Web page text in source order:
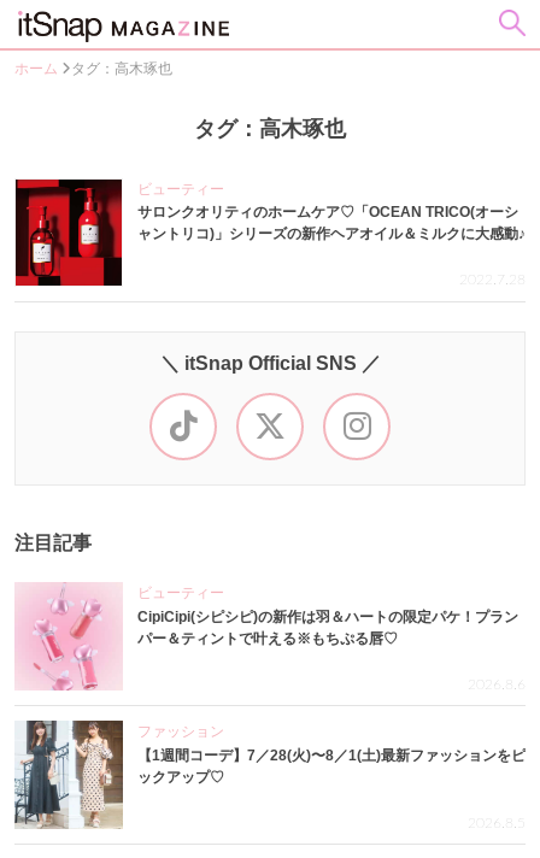
ホーム タグ：高木琢也
タグ：高木琢也
ビューティー
サロンクオリティのホームケア♡「OCEAN TRICO(オーシ
ャントリコ)」シリーズの新作ヘアオイル＆ミルクに大感動♪
2022.7.28
＼ itSnap Official SNS ／
注目記事
ビューティー
CipiCipi(シピシピ)の新作は羽＆ハートの限定パケ！プラン
パー＆ティントで叶える※もちぷる唇♡
2026.8.6
ファッション
【1週間コーデ】7／28(火)〜8／1(土)最新ファッションをピ
ックアップ♡
2026.8.5